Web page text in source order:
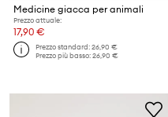
Medicine giacca per animali
Prezzo attuale:
17,90 €
Prezzo standard:26,90 €
Prezzo più basso:26,90 €